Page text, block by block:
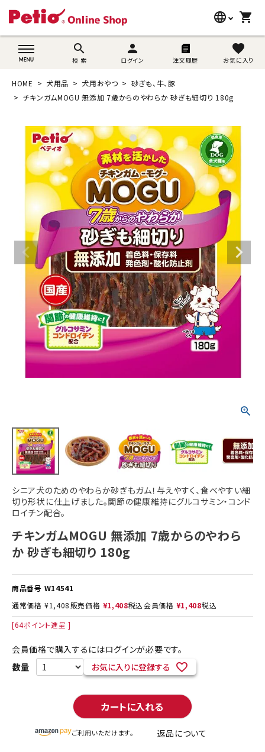
language
wovn-lang-name
shopping_cart
search
検 索
person
ログイン 注文履歴
favorite
お気に入り
search
猫用品
うさぎ用品
ブランド別に探す
目的別に探す
SNS
ご利用案内
ACCOUNT MENU
ようこそ ゲスト 様
ログイン person 新規会員登録
HOME 犬用品 犬用おやつ
砂ぎも、牛、豚
チキンガムMOGU 無添加 7歳からのやわらか 砂ぎも細切り 180g
シニア犬のためのやわらか砂ぎもガム！与えやすく、食べやすい細
切り形状に仕上げました。関節の健康維持にグルコサミン・コンド
ロイチン配合。
チキンガムMOGU 無添加 7歳からのやわら
か 砂ぎも細切り 180g
商品番号 W14541
通常価格 ¥1,408 販売価格 ¥1,408税込会員価格 ¥1,408税込
[64ポイント進呈 ]
会員価格で購入するにはログインが必要です。
お気に入りに登録する
カートに入れる
ご利用いただけます。 返品について